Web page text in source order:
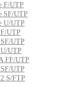
F/UTP
SF/UTP
U/UTP
UTP
UTP
UTP
FF/UTP
UTP
S/FTP